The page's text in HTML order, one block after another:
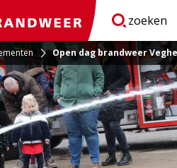
Brandweer zoeken
Open dag brandweer